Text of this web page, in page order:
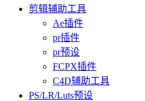
剪辑辅助工具
Ae插件
pr插件
pr预设
FCPX插件
C4D辅助工具
PS/LR/Luts预设